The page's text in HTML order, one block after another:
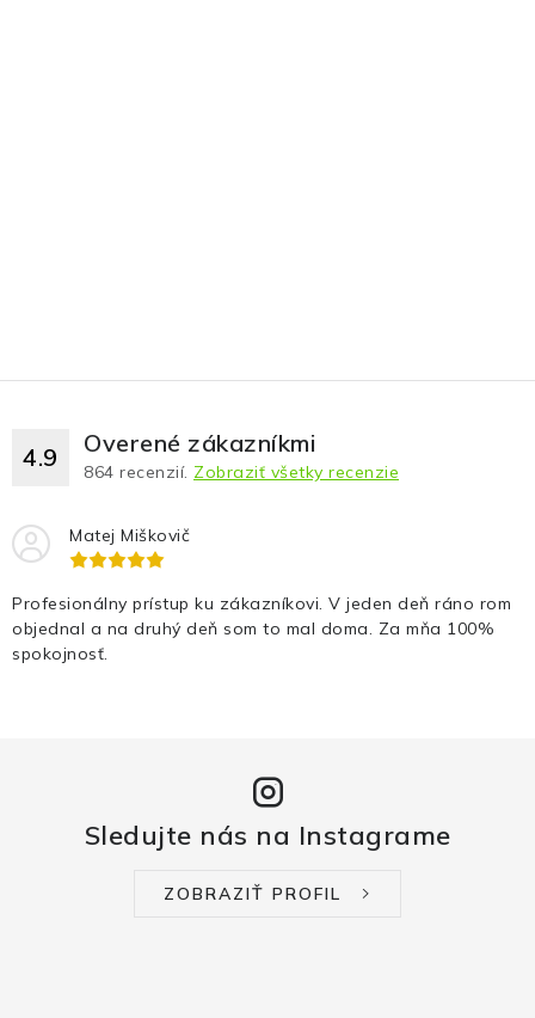
4.9 Overené zákazníkmi
864 recenzií. Zobraziť všetky recenzie
Matej Miškovič
Profesionálny prístup ku zákazníkovi. V jeden deň ráno rom
objednal a na druhý deň som to mal doma. Za mňa 100%
spokojnosť.
Sledujte nás na Instagrame
ZOBRAZIŤ PROFIL